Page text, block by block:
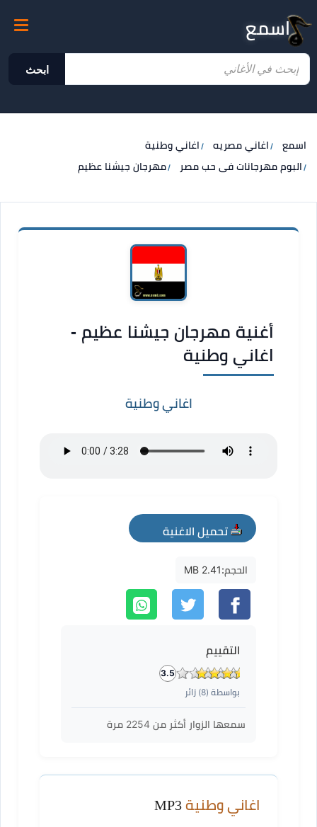
اسمع
ابحث
اسمع اغاني مصريه
اغاني وطنية
البوم مهرجانات فى حب مصر
مهرجان جيشنا عظيم
أغنية مهرجان جيشنا عظيم -
اغاني وطنية
اغاني وطنية
تحميل الاغنية
mp3
الحجم:2.41 MB
التقييم
3.5
بواسطة (8) زائر
سمعها الزوار أكثر من 2254 مرة
اغاني وطنية